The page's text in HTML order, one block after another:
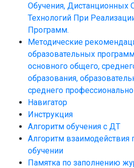
Обучения, Дистанционных
Технологий При
Программ.
Методические
образовательных
основного общего,
образования,
среднего
Навигатор
Инструкция
Алгоритм обучения с ДТ
Алгоритм взаимодействия
обучении
Памятка по заполнению